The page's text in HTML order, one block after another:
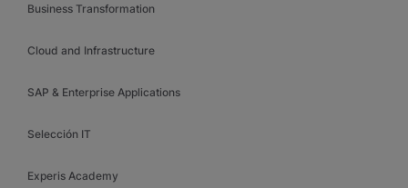
Business Transformation
Cloud and Infrastructure
SAP & Enterprise Applications
Selección IT
Experis Academy